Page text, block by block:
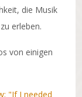
die Musik
erleben.
von einigen
"If I needed